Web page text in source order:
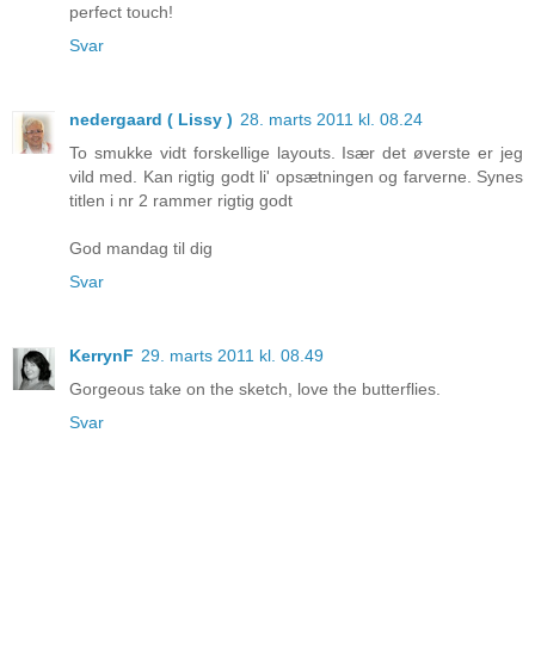
perfect touch!
Svar
nedergaard ( Lissy ) 28. marts 2011 kl. 08.24
To smukke vidt forskellige layouts. Især det øverste er jeg
vild med. Kan rigtig godt li' opsætningen og farverne. Synes
titlen i nr 2 rammer rigtig godt
God mandag til dig
Svar
KerrynF 29. marts 2011 kl. 08.49
Gorgeous take on the sketch, love the butterflies.
Svar